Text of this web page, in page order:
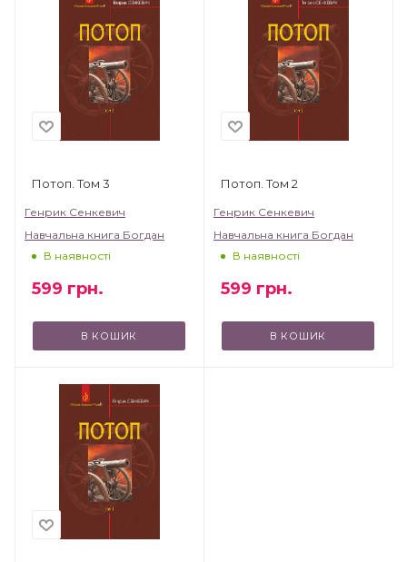
Потоп. Том 3
Генрик Сенкевич
Навчальна книга Богдан
В наявності
599 грн.
В КОШИК
Потоп. Том 2
Генрик Сенкевич
Навчальна книга Богдан
В наявності
599 грн.
В КОШИК